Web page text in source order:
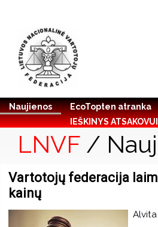
Naujienos EcoTopten atranka
IEŠKINYS
LNVF/
Vartotojų federacija
kainų